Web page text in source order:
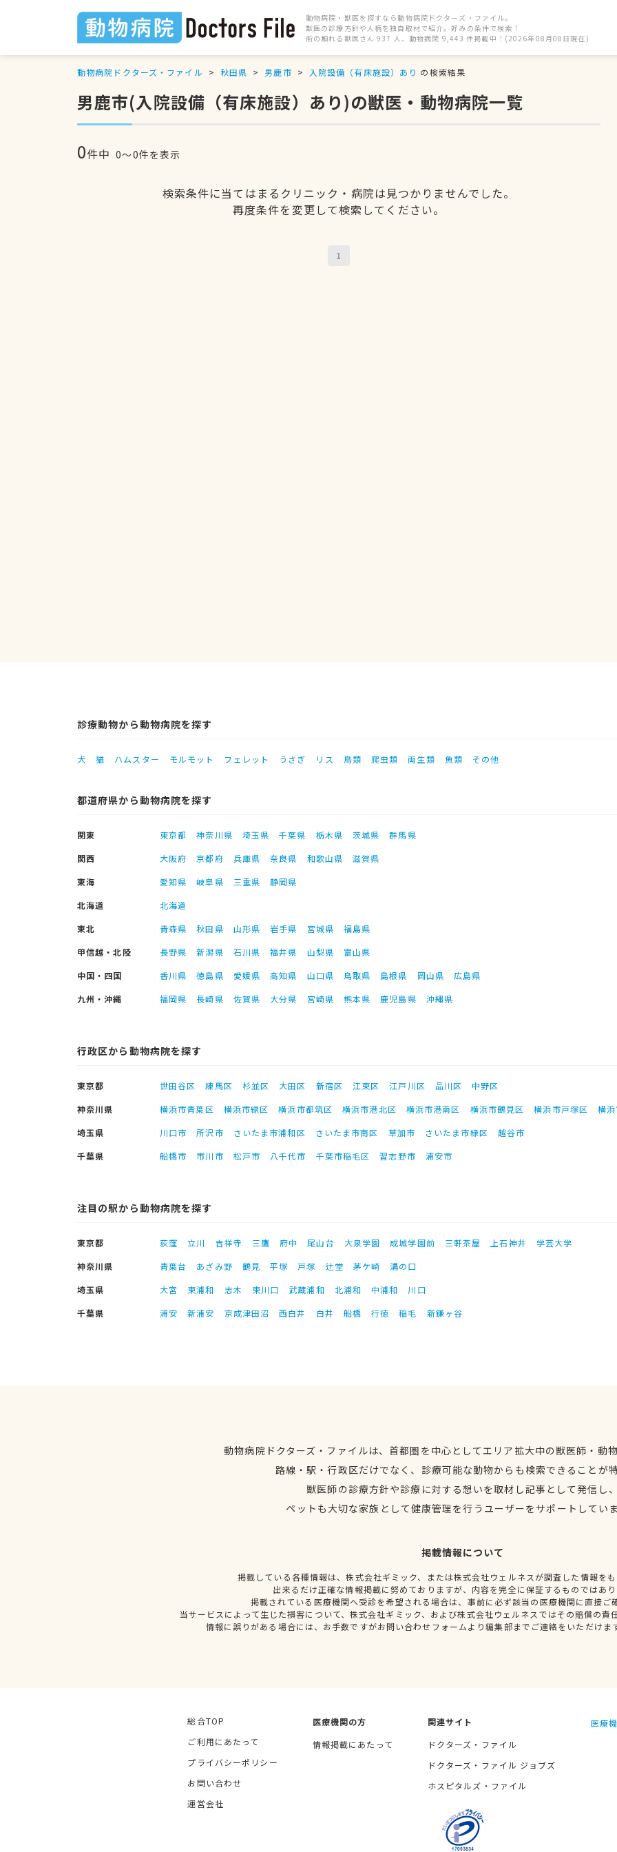
動物病院・獣医を探すなら動物病院ドクターズ・ファイル。
獣医の診療方針や人柄を独自取材で紹介。好みの条件で検索！
街の頼れる獣医さん 937 人、動物病院 9,443 件掲載中！(2026年08月08日現在)
動物病院ドクターズ・ファイル 秋田県 男鹿市 入院設備（有床施設）あり の検索結果
男鹿市(入院設備（有床施設）あり)の獣医・動物病院一覧
0件中 0〜0件を表示
検索条件に当てはまるクリニック・病院は見つかりませんでした。
再度条件を変更して検索してください。
1
診療動物から動物病院を探す
犬 猫 ハムスター モルモット フェレット うさぎ リス 鳥類 爬虫類 両生類 魚類 その他
都道府県から動物病院を探す
関東 東京都 神奈川県 埼玉県 千葉県 栃木県 茨城県
群馬県
関西
大阪府 京都府 兵庫県 奈良県 和歌山県
滋賀県
東海
愛知県 岐阜県 三重県
静岡県
北海道
北海道
東北
青森県 秋田県 山形県 岩手県 宮城県
福島県
甲信越・北陸
長野県 新潟県 石川県 福井県 山梨県
富山県
中国・四国
香川県 徳島県 愛媛県 高知県 山口県 鳥取県 島根県 岡山県
広島県
九州・沖縄
福岡県 長崎県 佐賀県 大分県 宮崎県 熊本県 鹿児島県 沖縄県
行政区から動物病院を探す
東京都 世田谷区 練馬区 杉並区 大田区 新宿区 江東区 江戸川区 品川区
中野区
神奈川県
横浜市青葉区 横浜市緑区 横浜市都筑区 横浜市港北区 横浜市港南区 横浜市鶴見区 横浜市戸塚区
横
埼玉県
川口市 所沢市 さいたま市浦和区 さいたま市南区 草加市 さいたま市緑区
越谷市
千葉県
船橋市 市川市 松戸市 八千代市 千葉市稲毛区 習志野市 浦安市
注目の駅から動物病院を探す
東京都 荻窪 立川 吉祥寺 三鷹 府中 尾山台 大泉学園 成城学園前 三軒茶屋 上石神井
学芸大学
神奈川県
青葉台 あざみ野 鶴見 平塚 戸塚 辻堂 茅ケ崎
溝の口
埼玉県
大宮 東浦和 志木 東川口 武蔵浦和 北浦和 中浦和
川口
千葉県
浦安 新浦安 京成津田沼 西白井 白井 船橋 行徳 稲毛 新鎌ヶ谷
動物病院ドクターズ・ファイルは、首都圏を中心としてエリア拡大中の獣医師・動
路線・駅・行政区だけでなく、診療可能な動物からも検索できることが
獣医師の診療方針や診療に対する想いを取材し記事として発信し
ペットも大切な家族として健康管理を行うユーザーをサポートしてい
掲載情報について
掲載している各種情報は、株式会社ギミック、または株式会社ウェルネスが調査した情報を
出来るだけ正確な情報掲載に努めておりますが、内容を完全に保証するものではあ
掲載されている医療機関へ受診を希望される場合は、事前に必ず該当の医療機関に直接ご
当サービスによって生じた損害について、株式会社ギミック、および株式会社ウェルネスではその賠償の責
情報に誤りがある場合には、お手数ですがお問い合わせフォームより編集部までご連絡をいただけま
総合TOP
ご利用にあたって
プライバシーポリシー
お問い合わせ
運営会社
医療機関の方
情報掲載にあたって
関連サイト
ドクターズ・ファイル
ドクターズ・ファイル ジョブズ
ホスピタルズ・ファイル
医療